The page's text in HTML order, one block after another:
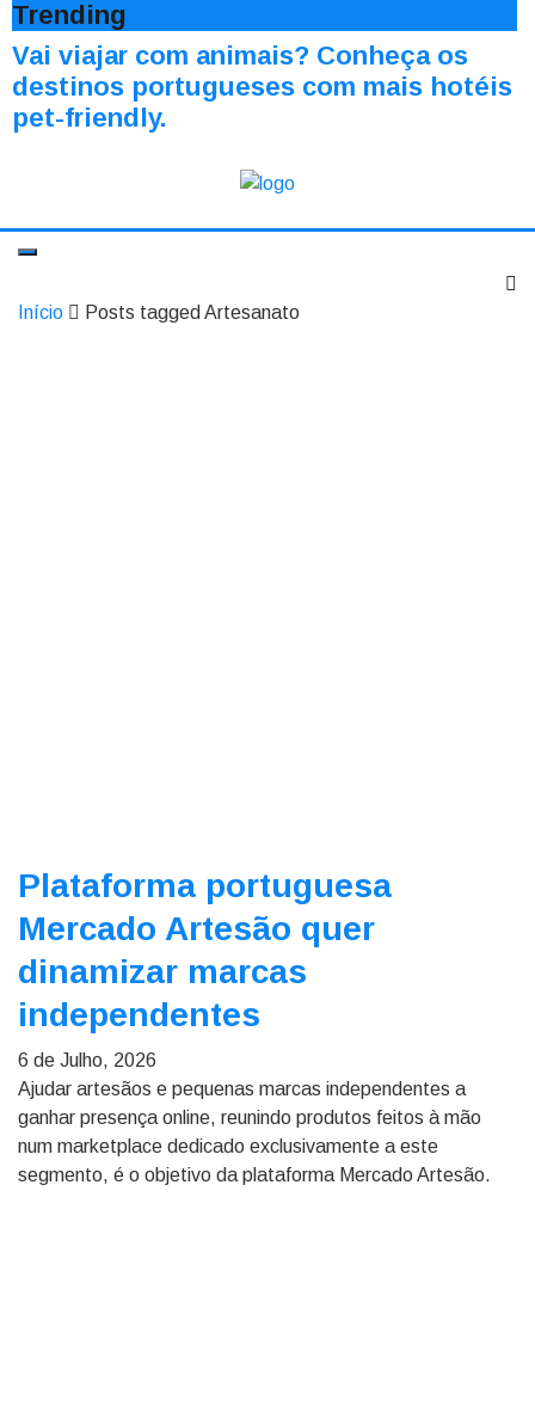
Trending
Vai viajar com animais? Conheça os
destinos portugueses com mais hotéis
pet-friendly.
Início Posts tagged Artesanato
Plataforma portuguesa
Mercado Artesão quer
dinamizar marcas
independentes
6 de Julho, 2026
Ajudar artesãos e pequenas marcas independentes a
ganhar presença online, reunindo produtos feitos à mão
num marketplace dedicado exclusivamente a este
segmento, é o objetivo da plataforma Mercado Artesão.